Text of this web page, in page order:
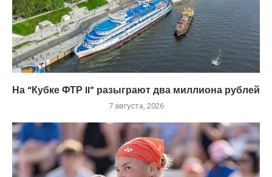
На “Кубке ФТР II” разыграют два миллиона рублей
7 августа, 2026